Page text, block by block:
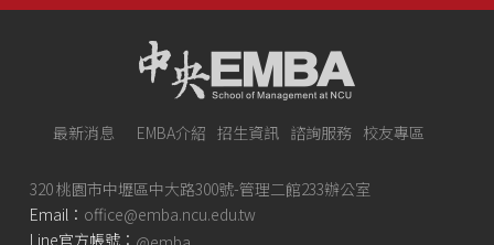
最新消息 EMBA介紹 招生資訊 諮詢服務 校友專區
320 桃園市中壢區中大路300號-管理二館233辦公室
Email： office@emba.ncu.edu.tw
Line官方帳號：